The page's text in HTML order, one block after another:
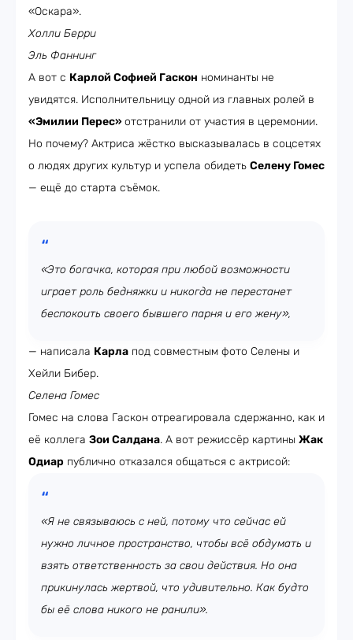
«Оскара».
Холли Берри
Эль Фаннинг
А вот с Карлой Софией Гаскон номинанты не
увидятся. Исполнительницу одной из главных ролей в
«Эмилии Перес»отстранили от участия в церемонии.
Но почему? Актриса жёстко высказывалась в соцсетях
о людях других культур и успела обидеть Селену Гомес
— ещё до старта съёмок.
«Это богачка, которая при любой возможности
играет роль бедняжки и никогда не перестанет
беспокоить своего бывшего парня и его жену»,
— написала Карла под совместным фото Селены и
Хейли Бибер.
Селена Гомес
Гомес на слова Гаскон отреагировала сдержанно, как и
её коллега Зои Салдана. А вот режиссёр картины Жак
Одиар публично отказался общаться с актрисой:
«Я не связываюсь с ней, потому что сейчас ей
нужно личное пространство, чтобы всё обдумать и
взять ответственность за свои действия. Но она
прикинулась жертвой, что удивительно. Как будто
бы её слова никого не ранили».